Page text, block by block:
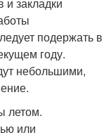
подержать в
году.
небольшими,